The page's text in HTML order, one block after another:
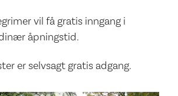
vil få gratis inngang i
åpningstid.
er selvsagt gratis adgang.